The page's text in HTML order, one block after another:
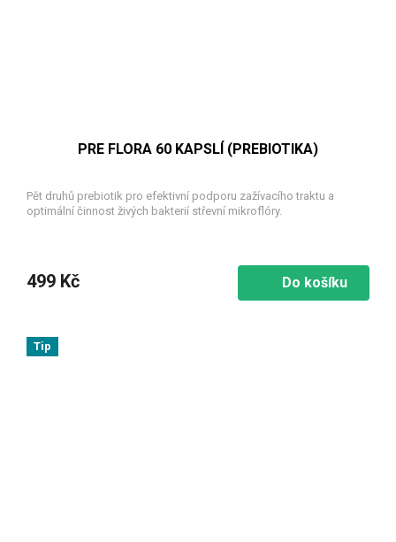
PRE FLORA 60 KAPSLÍ (PREBIOTIKA)
Pět druhů prebiotik pro efektivní podporu zažívacího traktu a
optimální činnost živých bakterií střevní mikroflóry.
499 Kč Do košíku
Tip